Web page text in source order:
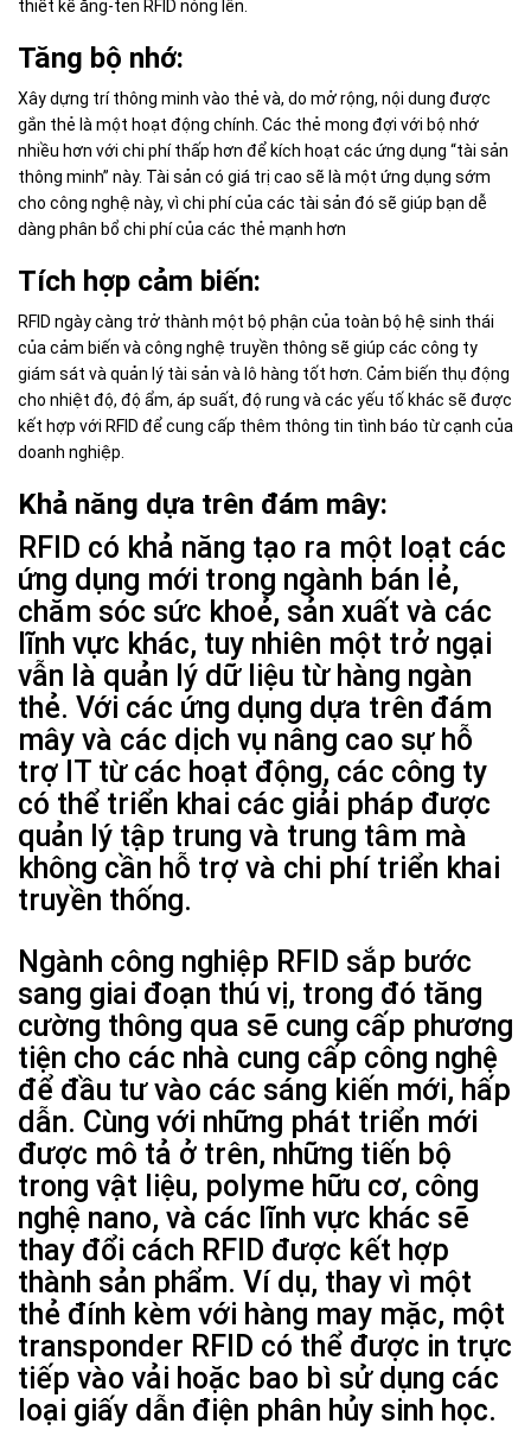
thiết kế ăng-ten RFID nóng lên.
Tăng bộ nhớ:
Xây dựng trí thông minh vào thẻ và, do mở rộng, nội dung được
gắn thẻ là một hoạt động chính. Các thẻ mong đợi với bộ nhớ
nhiều hơn với chi phí thấp hơn để kích hoạt các ứng dụng “tài sản
thông minh” này. Tài sản có giá trị cao sẽ là một ứng dụng sớm
cho công nghệ này, vì chi phí của các tài sản đó sẽ giúp bạn dễ
dàng phân bổ chi phí của các thẻ mạnh hơn
Tích hợp cảm biến:
RFID ngày càng trở thành một bộ phận của toàn bộ hệ sinh thái
của cảm biến và công nghệ truyền thông sẽ giúp các công ty
giám sát và quản lý tài sản và lô hàng tốt hơn. Cảm biến thụ động
cho nhiệt độ, độ ẩm, áp suất, độ rung và các yếu tố khác sẽ được
kết hợp với RFID để cung cấp thêm thông tin tình báo từ cạnh của
doanh nghiệp.
Khả năng dựa trên đám mây:
RFID có khả năng tạo ra một loạt các
ứng dụng mới trong ngành bán lẻ,
chăm sóc sức khoẻ, sản xuất và các
lĩnh vực khác, tuy nhiên một trở ngại
vẫn là quản lý dữ liệu từ hàng ngàn
thẻ. Với các ứng dụng dựa trên đám
mây và các dịch vụ nâng cao sự hỗ
trợ IT từ các hoạt động, các công ty
có thể triển khai các giải pháp được
quản lý tập trung và trung tâm mà
không cần hỗ trợ và chi phí triển khai
truyền thống.
Ngành công nghiệp RFID sắp bước
sang giai đoạn thú vị, trong đó tăng
cường thông qua sẽ cung cấp phương
tiện cho các nhà cung cấp công nghệ
để đầu tư vào các sáng kiến ​​mới, hấp
dẫn. Cùng với những phát triển mới
được mô tả ở trên, những tiến bộ
trong vật liệu, polyme hữu cơ, công
nghệ nano, và các lĩnh vực khác sẽ
thay đổi cách RFID được kết hợp
thành sản phẩm. Ví dụ, thay vì một
thẻ đính kèm với hàng may mặc, một
transponder RFID có thể được in trực
tiếp vào vải hoặc bao bì sử dụng các
loại giấy dẫn điện phân hủy sinh học.